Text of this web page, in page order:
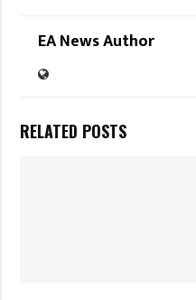
EA News Author
RELATED POSTS